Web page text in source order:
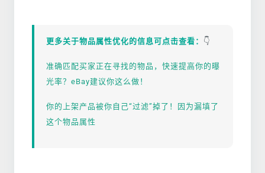
更多关于物品属性优化的信息可点击查看： 👇
准确匹配买家正在寻找的物品，快速提高你的曝
光率？eBay建议你这么做！
你的上架产品被你自己“过滤”掉了！因为漏填了
这个物品属性